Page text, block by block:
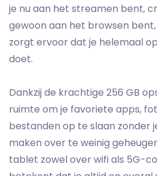
je nu aan het streamen bent,
gewoon aan het browsen
zorgt ervoor dat je helemaal
doet.
Dankzij de krachtige 256 GB
ruimte om je favoriete apps,
bestanden op te slaan zonder
maken over te weinig
tablet zowel over wifi als 5G-